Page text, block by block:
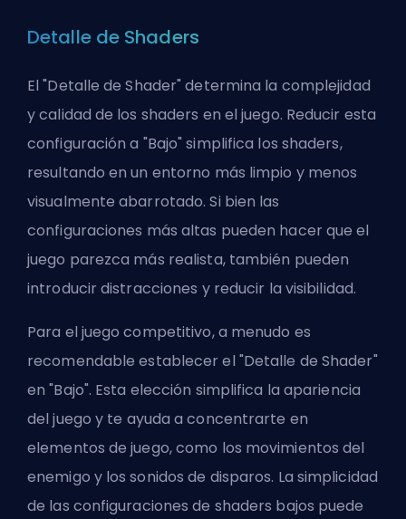
Detalle de Shaders
El "Detalle de Shader" determina la complejidad
y calidad de los shaders en el juego. Reducir esta
configuración a "Bajo" simplifica los shaders,
resultando en un entorno más limpio y menos
visualmente abarrotado. Si bien las
configuraciones más altas pueden hacer que el
juego parezca más realista, también pueden
introducir distracciones y reducir la visibilidad.
Para el juego competitivo, a menudo es
recomendable establecer el "Detalle de Shader"
en "Bajo". Esta elección simplifica la apariencia
del juego y te ayuda a concentrarte en
elementos de juego, como los movimientos del
enemigo y los sonidos de disparos. La simplicidad
de las configuraciones de shaders bajos puede